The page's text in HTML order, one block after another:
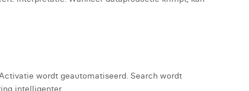
wordt geautomatiseerd. Search wordt
intelligenter.